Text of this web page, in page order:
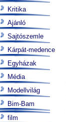
Kritika
Ajánló
Sajtószemle
Kárpát-medence
Egyházak
Média
Modellvilág
Bim-Bam
film